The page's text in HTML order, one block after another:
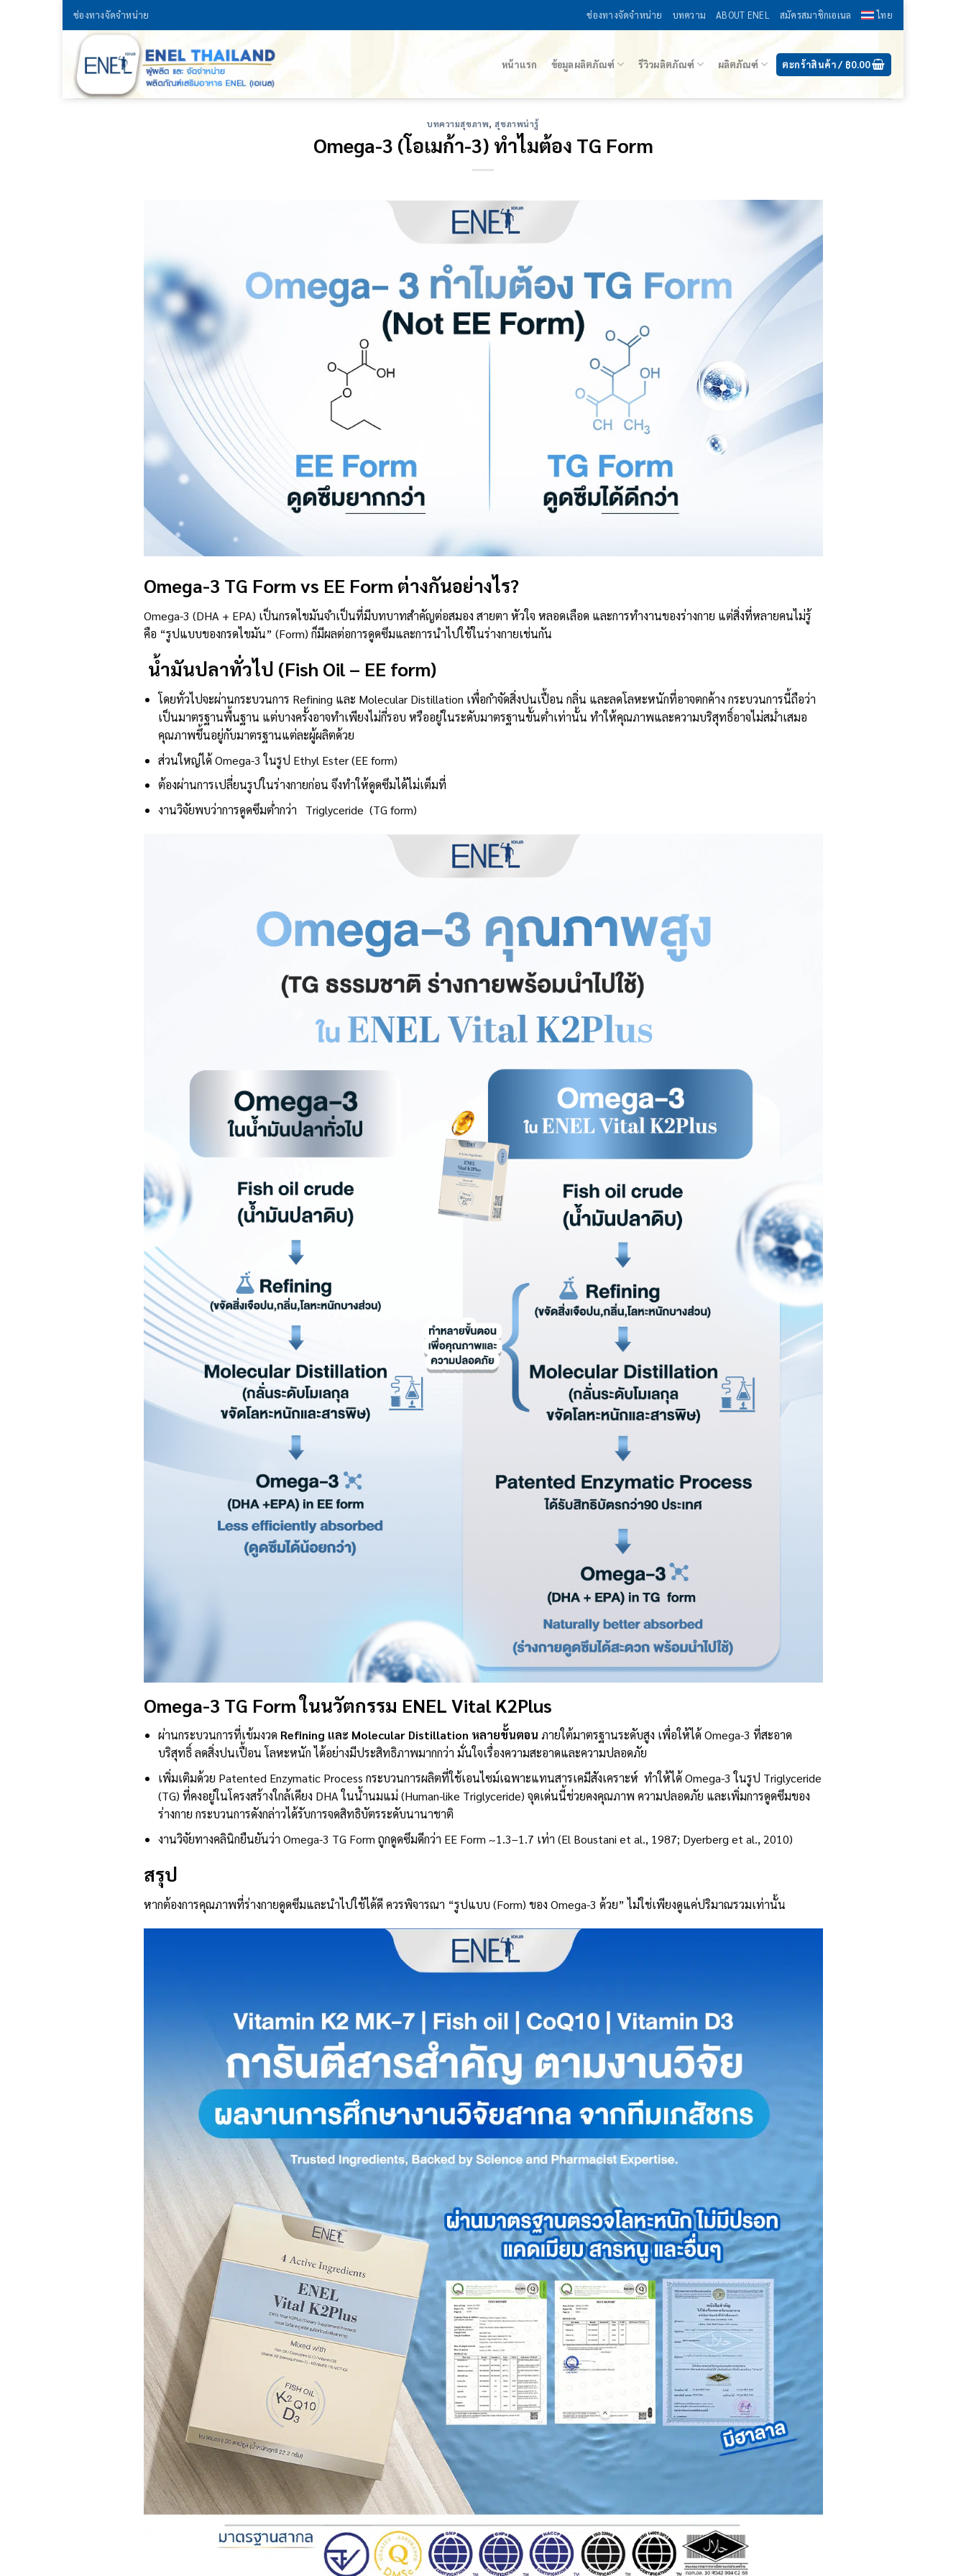
Skip
content
ช่องทางจัดจำหน่าย ช่องทางจัดจำหน่าย บทความ ABOUT ENEL สมัครสมาชิกเอเนล ไทย
หน้าแรก ข้อมูลผลิตภัณฑ์ รีวิวผลิตภัณฑ์ ผลิตภัณฑ์ ตะกร้าสินค้า / ฿0.00
บทความสุขภาพ,สุขภาพน่ารู้
Omega-3 (โอเมก้า-3) ทำไมต้อง TG Form
Omega-3 TG Form vs EE Form ต่างกันอย่างไร?
Omega-3 (DHA + EPA) เป็นกรดไขมันจำเป็นที่มีบทบาทสำคัญต่อสมอง สายตา หัวใจ หลอดเลือด และการทำงานของร่างกาย แต่สิ่งที่หลายคนไม่รู้
คือ “รูปแบบของกรดไขมัน” (Form) ก็มีผลต่อการดูดซึมและการนำไปใช้ในร่างกายเช่นกัน
น้ำมันปลาทั่วไป (Fish Oil – EE form)
โดยทั่วไปจะผ่านกระบวนการ Refining และ Molecular Distillation เพื่อกำจัดสิ่งปนเปื้อน กลิ่น และลดโลหะหนักที่อาจตกค้าง กระบวนการนี้ถือว่า
เป็นมาตรฐานพื้นฐาน แต่บางครั้งอาจทำเพียงไม่กี่รอบ หรืออยู่ในระดับมาตรฐานขั้นต่ำเท่านั้น ทำให้คุณภาพและความบริสุทธิ์อาจไม่สม่ำเสมอ
คุณภาพขึ้นอยู่กับมาตรฐานแต่ละผู้ผลิตด้วย
ส่วนใหญ่ได้ Omega-3 ในรูป Ethyl Ester (EE form)
ต้องผ่านการเปลี่ยนรูปในร่างกายก่อน จึงทำให้ดูดซึมได้ไม่เต็มที่
งานวิจัยพบว่าการดูดซึมต่ำกว่า Triglyceride (TG form)
Omega-3 TG Formในนวัตกรรม ENEL Vital K2Plus
ผ่านกระบวนการที่เข้มงวด Refining และ Molecular Distillation หลายขั้นตอน ภายใต้มาตรฐานระดับสูง เพื่อให้ได้ Omega-3 ที่สะอาด
บริสุทธิ์ ลดสิ่งปนเปื้อน โลหะหนัก ได้อย่างมีประสิทธิภาพมากกว่า มั่นใจเรื่องความสะอาดและความปลอดภัย
เพิ่มเติมด้วย Patented Enzymatic Process กระบวนการผลิตที่ใช้เอนไซม์เฉพาะแทนสารเคมีสังเคราะห์ ทำให้ได้ Omega-3 ในรูป Triglyceride
(TG) ที่คงอยู่ในโครงสร้างใกล้เคียง DHA ในน้ำนมแม่ (Human-like Triglyceride) จุดเด่นนี้ช่วยคงคุณภาพ ความปลอดภัย และเพิ่มการดูดซึมของ
ร่างกาย กระบวนการดังกล่าวได้รับการจดสิทธิบัตรระดับนานาชาติ
งานวิจัยทางคลินิกยืนยันว่า Omega-3 TG Form ถูกดูดซึมดีกว่า EE Form ~1.3–1.7 เท่า (El Boustani et al., 1987; Dyerberg et al., 2010)
สรุป
หากต้องการคุณภาพที่ร่างกายดูดซึมและนำไปใช้ได้ดี ควรพิจารณา “รูปแบบ (Form) ของ Omega-3 ด้วย” ไม่ใช่เพียงดูแค่ปริมาณรวมเท่านั้น